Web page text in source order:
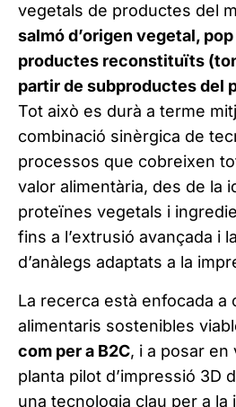
vegetals de productes del
salmó d’origen vegetal,
productes reconstituïts
partir de subproductes del
Tot això es durà a terme
combinació sinèrgica de
processos que cobreixen
valor alimentària, des de la
proteïnes vegetals i
fins a l’extrusió avançada i
d’anàlegs adaptats a la
La recerca està enfocada a
alimentaris sostenibles
com per a B2C, i a posar en
planta pilot d’impressió 3D
una tecnologia clau per a la